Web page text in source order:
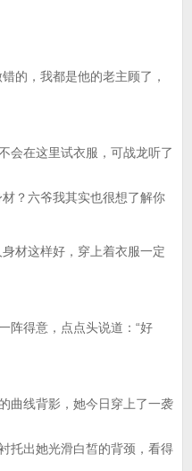
，我都是他的老主顾了，
在这里试衣服，可战龙听了
？六爷我其实也很想了解你
材这样好，穿上着衣服一定
得意，点点头说道：“好
线背影，她今日穿上了一袭
托出她光滑白皙的背颈，看得